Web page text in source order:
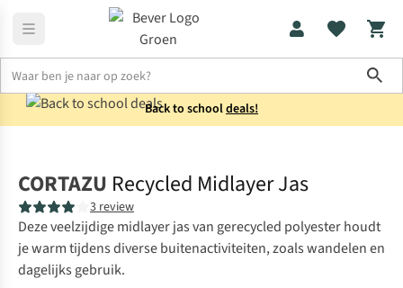
Back to schooldeals!
CORTAZU Recycled Midlayer Jas
3 review
Deze veelzijdige midlayer jas van gerecycled polyester houdt
je warm tijdens diverse buitenactiviteiten, zoals wandelen en
dagelijks gebruik.